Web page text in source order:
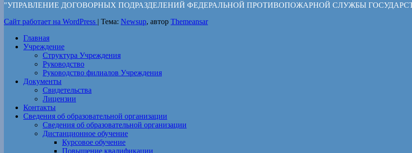
"УПРАВЛЕНИЕ ДОГОВОРНЫХ ПОДРАЗДЕЛЕНИЙ ФЕДЕРАЛЬНОЙ ПРОТИВОПОЖАРНОЙ СЛУЖБЫ
Сайт работает на WordPress | Тема: Newsup, автор Themeansar
Главная
Учреждение
Структура Учреждения
Руководство
Руководство филиалов Учреждения
Документы
Свидетельства
Лицензии
Контакты
Сведения об образовательной организации
Сведения об образовательной организации
Дистанционное обучение
Курсовое обучение
Повышение квалификации